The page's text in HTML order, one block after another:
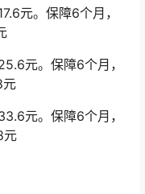
元。保障6个月，
元。保障6个月，
元
元。保障6个月，
元